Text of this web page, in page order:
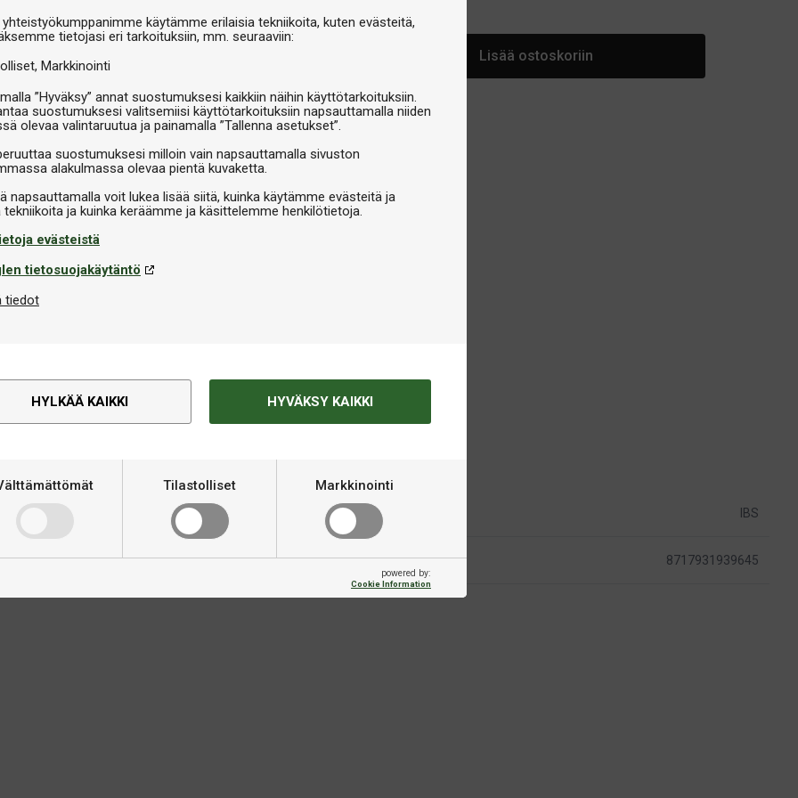
yhteistyökumppanimme käytämme erilaisia tekniikoita, kuten evästeitä,
tietojasi eri tarkoituksiin, mm. seuraaviin:
Markkinointi
”Hyväksy” annat suostumuksesi kaikkiin näihin käyttötarkoituksiin.
suostumuksesi valitsemiisi käyttötarkoituksiin napsauttamalla niiden
olevaa valintaruutua ja painamalla ”Tallenna asetukset”.
suostumuksesi milloin vain napsauttamalla sivuston
alakulmassa olevaa pientä kuvaketta.
napsauttamalla voit lukea lisää siitä, kuinka käytämme evästeitä ja
evästeistä
tietosuojakäytäntö
tiedot
HYLKÄÄ KAIKKI HYVÄKSY KAIKKI
Tilastolliset Markkinointi
powered by:
Cookie Information
Lisää ostoskoriin
Tekninen informaatio
Merkki IBS
EAN 8717931939645